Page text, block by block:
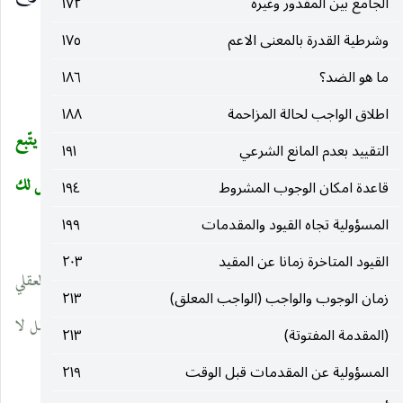
وشرطية القدرة بالمعنى الاعم
١٧٥
ما هو الضد؟
١٨٦
اطلاق الواجب لحالة المزاحمة
١٨٨
التقييد بعدم المانع الشرعي
١٩١
قاعدة امكان الوجوب المشروط
١٩٤
المسؤولية تجاه القيود والمقدمات
١٩٩
القيود المتاخرة زمانا عن المقيد
٢٠٣
زمان الوجوب والواجب (الواجب المعلق)
٢١٣
(المقدمة المفتوتة)
٢١٣
المسؤولية عن المقدمات قبل الوقت
٢١٩
الحكم هل هو
__________________
(١) بل الدليل على عدمه ، يظهر ذلك جليا من قوله تعالى
وما يتّبع
أكثرهم إلّا ظنّا إنّ الظّنّ لا يغنى من الحقّ شيئا
ولا تقف ما ليس لك
به علم)وغير ذلك من آيات كريمة واضحة في المطلوب.
(٢) أي إن لم يكن الحكم ناشئا من العقل فالحكم فعلي ، فمع القطع العقلي
لا يكون الحكم فعليا ، وبالتالي هذا القطع بالحكم الناشئ من العقل لا
ينجّز الحكم.